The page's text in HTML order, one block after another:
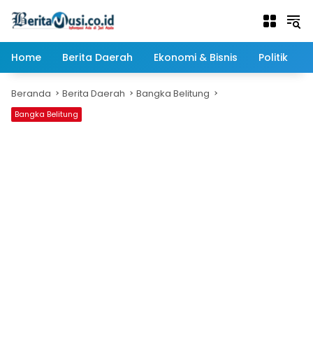
Home
Berita Daerah Ekonomi & Bisnis Politik
Beranda Berita Daerah Bangka Belitung
Bangka Belitung